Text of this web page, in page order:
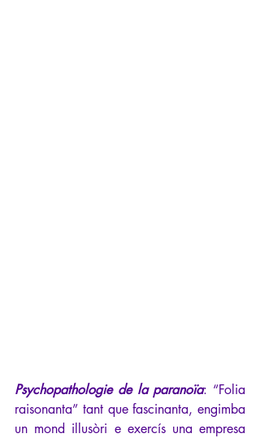
Psychopathologie de la paranoïa: “Folia
raisonanta” tant que fascinanta, engimba
un mond illusòri e exercís una empresa